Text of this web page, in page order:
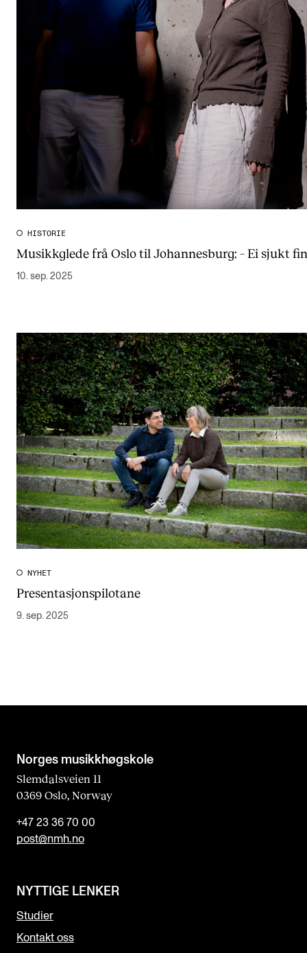
HISTORIE
Musikkglede frå Oslo til Johannesburg: – Ei sjukt
10. sep. 2025
NYHET
Presentasjonspilotane
9. sep. 2025
Norges musikk­høgskole
Slemdalsveien 11
0369 Oslo, Norway
+47 23 36 70 00
post@nmh.no
NYTTIGE LENKER
Studier
Kontakt oss